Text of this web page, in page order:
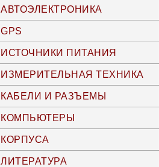
АВТОЭЛЕКТРОНИКА
GPS
ИСТОЧНИКИ ПИТАНИЯ
ИЗМЕРИТЕЛЬНАЯ ТЕХНИКА
КАБЕЛИ И РАЗЪЕМЫ
КОМПЬЮТЕРЫ
КОРПУСА
ЛИТЕРАТУРА